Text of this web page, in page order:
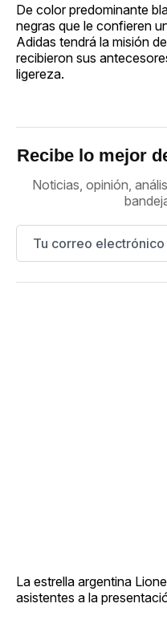
De color predominante
negras que le confieren
Adidas tendrá la misión
recibieron sus
ligereza.
Recibe lo mejor
Noticias, opinión,
La estrella argentina
asistentes a la